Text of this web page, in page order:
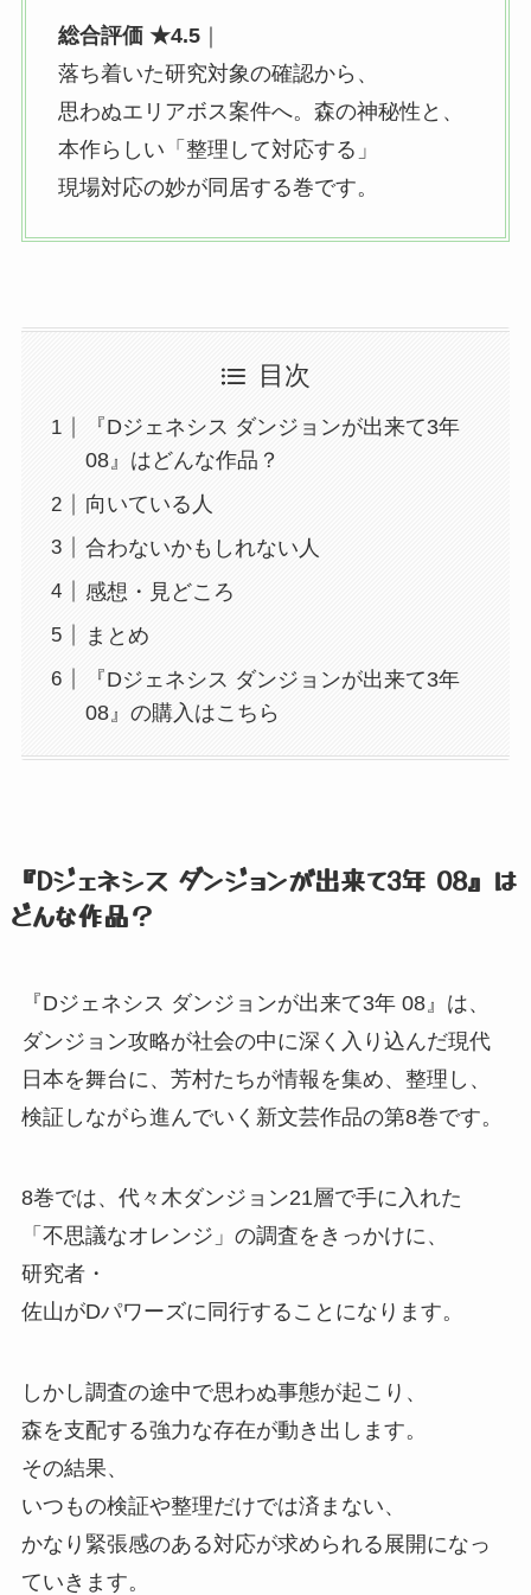
総合評価 ★4.5｜
落ち着いた研究対象の確認から、
思わぬエリアボス案件へ。 森の神秘性と、
本作らしい「整理して対応する」
現場対応の妙が同居する巻です。
目次
『Dジェネシス ダンジョンが出来て3年
08』はどんな作品？
向いている人
合わないかもしれない人
感想・見どころ
まとめ
『Dジェネシス ダンジョンが出来て3年
08』の購入はこちら
『Dジェネシス ダンジョンが出来て3年 08』 は
どんな作品？
『Dジェネシス ダンジョンが出来て3年 08』 は、
ダンジョン攻略が社会の中に深く入り込んだ現代
日本を舞台に、 芳村たちが情報を集め、 整理し、
検証しながら進んでいく新文芸作品の第8巻です。
8巻では、 代々木ダンジョン21層で手に入れた
「不思議なオレンジ」 の調査をきっかけに、
研究者・
佐山がDパワーズに同行することになります。
しかし調査の途中で思わぬ事態が起こり、
森を支配する強力な存在が動き出します。
その結果、
いつもの検証や整理だけでは済まない、
かなり緊張感のある対応が求められる展開になっ
ていきます。